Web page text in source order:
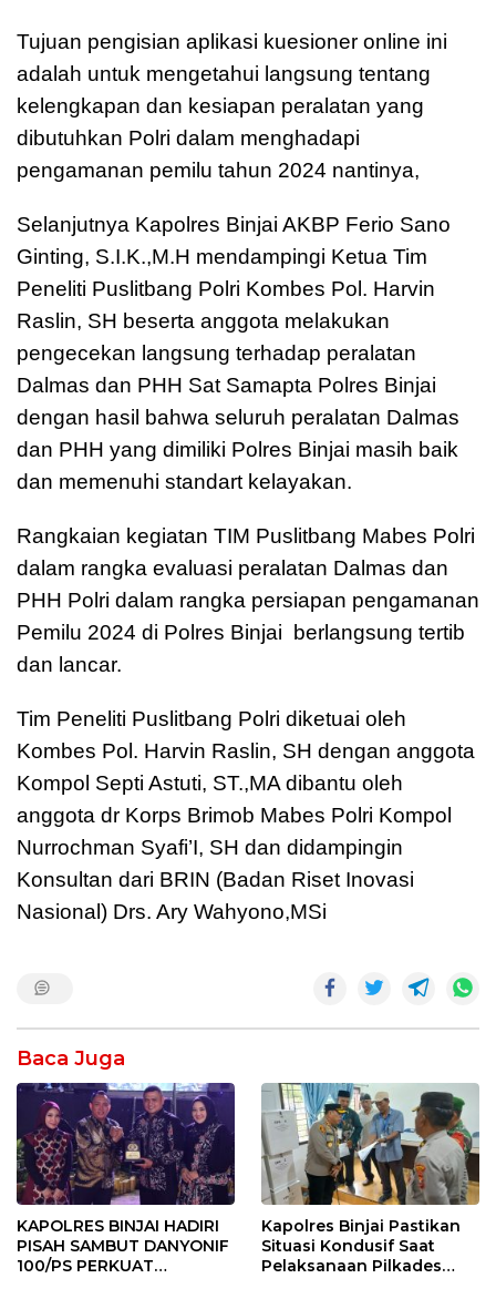
Tujuan pengisian aplikasi kuesioner online ini
adalah untuk mengetahui langsung tentang
kelengkapan dan kesiapan peralatan yang
dibutuhkan Polri dalam menghadapi
pengamanan pemilu tahun 2024 nantinya,
Selanjutnya Kapolres Binjai AKBP Ferio Sano
Ginting, S.I.K.,M.H mendampingi Ketua Tim
Peneliti Puslitbang Polri Kombes Pol. Harvin
Raslin, SH beserta anggota melakukan
pengecekan langsung terhadap peralatan
Dalmas dan PHH Sat Samapta Polres Binjai
dengan hasil bahwa seluruh peralatan Dalmas
dan PHH yang dimiliki Polres Binjai masih baik
dan memenuhi standart kelayakan.
Rangkaian kegiatan TIM Puslitbang Mabes Polri
dalam rangka evaluasi peralatan Dalmas dan
PHH Polri dalam rangka persiapan pengamanan
Pemilu 2024 di Polres Binjai berlangsung tertib
dan lancar.
Tim Peneliti Puslitbang Polri diketuai oleh
Kombes Pol. Harvin Raslin, SH dengan anggota
Kompol Septi Astuti, ST.,MA dibantu oleh
anggota dr Korps Brimob Mabes Polri Kompol
Nurrochman Syafi’I, SH dan didampingin
Konsultan dari BRIN (Badan Riset Inovasi
Nasional) Drs. Ary Wahyono,MSi
Baca Juga
KAPOLRES BINJAI HADIRI
PISAH SAMBUT DANYONIF
100/PS PERKUAT
Kapolres Binjai Pastikan
Situasi Kondusif Saat
Pelaksanaan Pilkades